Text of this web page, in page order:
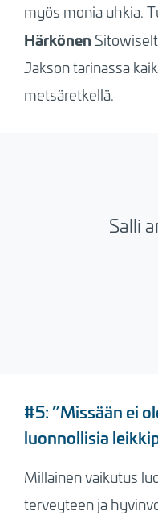
myös monia uhkia.
Härkönen
Jakson tarinassa
metsäretkellä.
Salli
#5: ”Missään ei
luonnollisia
Millainen vaikutus
terveyteen ja